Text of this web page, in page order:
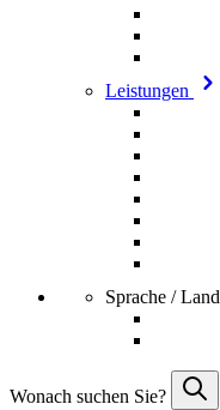
Leistungen
Sprache / Land
Wonach suchen Sie?